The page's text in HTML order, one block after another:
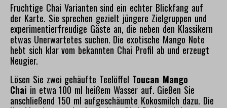
Fruchtige Chai Varianten sind ein echter Blickfang auf
der Karte. Sie sprechen gezielt jüngere Zielgruppen und
experimentierfreudige Gäste an, die neben den Klassikern
etwas Unerwartetes suchen. Die exotische Mango Note
hebt sich klar vom bekannten Chai Profil ab und erzeugt
Neugier.
Lösen Sie zwei gehäufte Teelöffel Toucan Mango
Chai in etwa 100 ml heißem Wasser auf. Gießen Sie
anschließend 150 ml aufgeschäumte Kokosmilch dazu. Die